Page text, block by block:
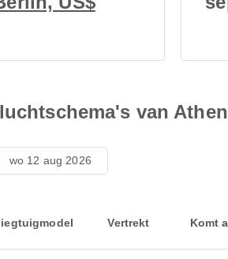
van
wo 12 aug 2026
Vertrekt Komt